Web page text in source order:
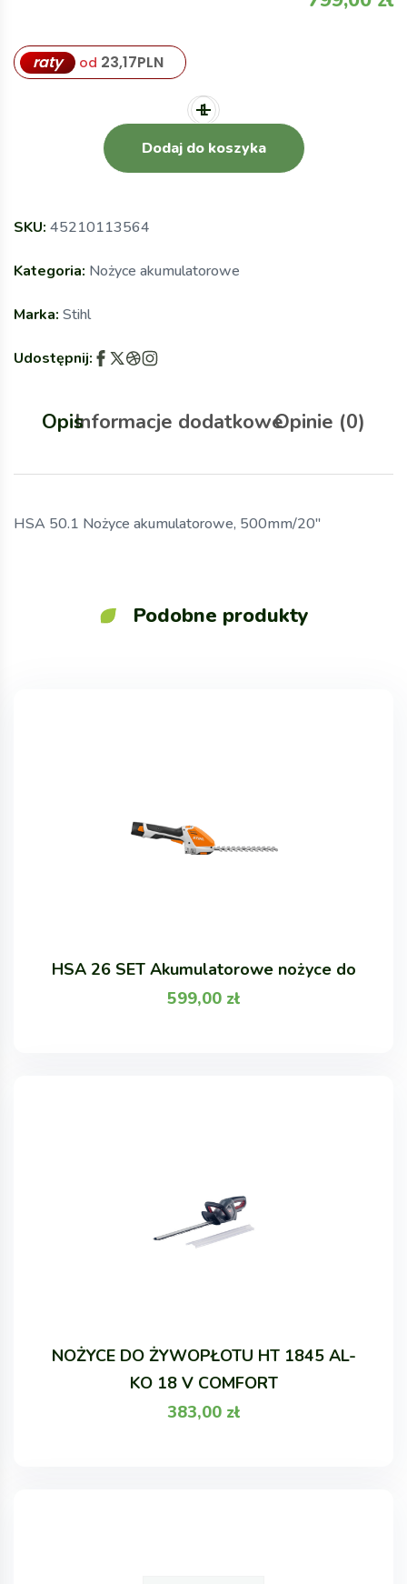
raty od 23,17PLN
Dodaj do koszyka
SKU: 45210113564
Kategoria: Nożyce akumulatorowe
Marka: Stihl
Udostępnij:
OpisInformacje dodatkoweOpinie (0)
HSA 50.1 Nożyce akumulatorowe, 500mm/20″
Podobne produkty
HSA 26 SET Akumulatorowe nożyce do
599,00 zł
NOŻYCE DO ŻYWOPŁOTU HT 1845 AL-
KO 18 V COMFORT
383,00 zł